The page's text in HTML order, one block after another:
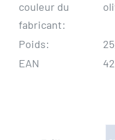
couleur du
fabricant:
Poids:
EAN